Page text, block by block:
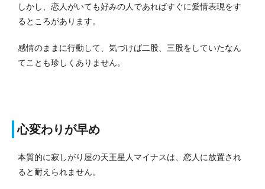
しかし、恋人がいても好みの人であればすぐに愛情表現をす
るところがあります。
感情のままに行動して、気づけば二股、三股をしていたなん
てことも珍しくありません。
心変わりが早め
本質的に寂しがり屋の天王星人マイナスは、恋人に放置され
ると耐えられません。